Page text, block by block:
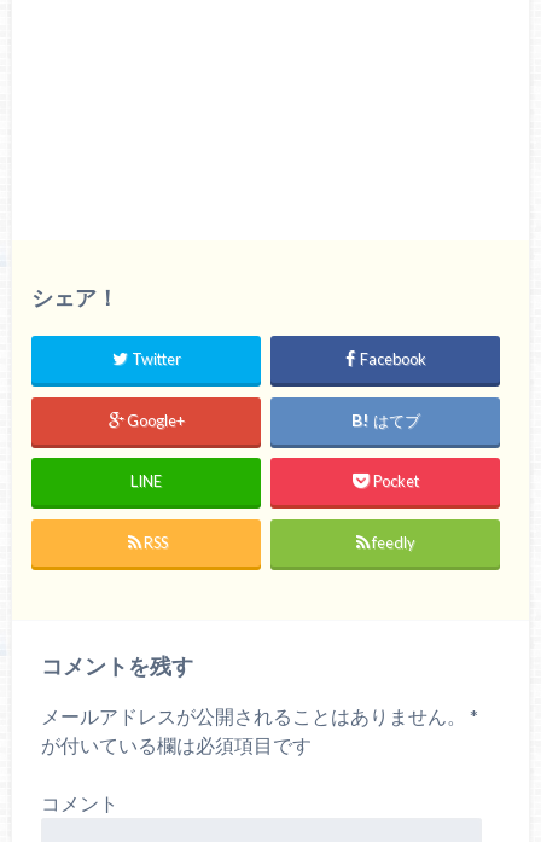
シェア！
Twitter Facebook
Google+ はてブ
LINE Pocket
RSS feedly
コメントを残す
メールアドレスが公開されることはありません。
*
が付いている欄は必須項目です
コメント